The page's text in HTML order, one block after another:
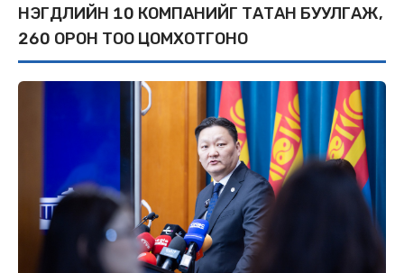
НЭГДЛИЙН 10 КОМПАНИЙГ ТАТАН БУУЛГАЖ,
260 ОРОН ТОО ЦОМХОТГОНО